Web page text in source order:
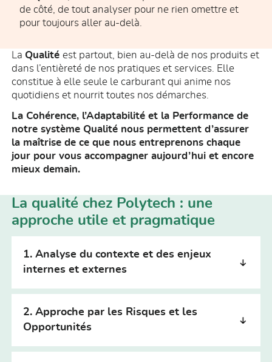
de côté, de tout analyser pour ne rien omettre et
pour toujours aller au-delà.
La Qualitéest partout, bien au-delà de nos produits et
dans l’entièreté de nos pratiques et services. Elle
constitue à elle seule le carburant qui anime nos
quotidiens et nourrit toutes nos démarches.
La Cohérence, l’Adaptabilité et la Performance de
notre système Qualité nous permettent d’assurer
la maîtrise de ce que nous entreprenons chaque
jour pour vous accompagner aujourd’hui et encore
mieux demain.
La qualité chez Polytech : une
approche utile et pragmatique
1. Analyse du contexte et des enjeux
internes et externes
2. Approche par les Risques et les
Opportunités